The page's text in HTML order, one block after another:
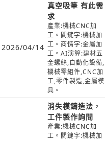
2026/04/14
真空吸筆 有此需
求
產業:機械CNC加
工。關鍵字:機械加
工。商情字:金屬加
工。AI演算:建材五
金螺絲,自動化設備,
機械零組件,CNC加
工,零件製造,金屬模
具。
消失模鑄造法，
工件製作詢問
產業:機械CNC加
工。關鍵字:機械加